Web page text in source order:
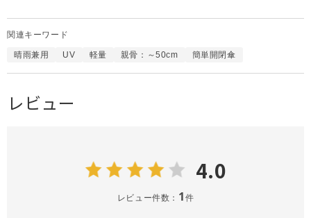
関連キーワード
晴雨兼用 UV 軽量 親骨：～50cm 簡単開閉傘
レビュー
4.0
レビュー件数： 1件